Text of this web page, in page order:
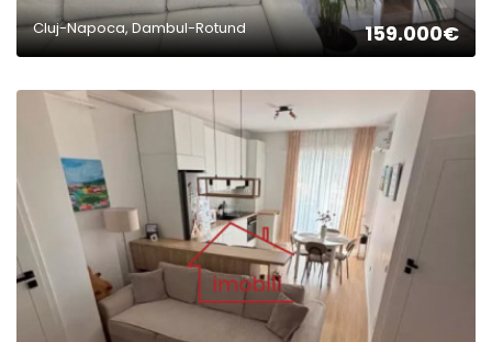
Cluj-Napoca, Dambul-Rotund 159.000€
2